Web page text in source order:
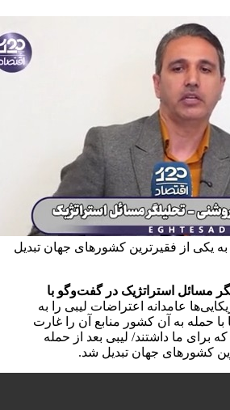
از فقیرترین کشورهای جهان تبدیل
استراتژیک در گفت‌وگو با
عامدانه اعتراضات لیبی را به
آن کشور منابع آن را غارت
ما داشتند/ لیبی بعد از حمله
جهان تبدیل شد.